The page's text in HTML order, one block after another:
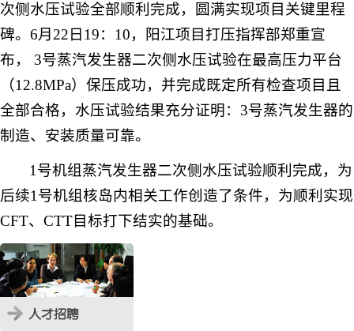
次侧水压试验全部顺利完成，圆满实现项目关键里程
碑。 6月 22 日 19： 10，阳江项目打压指挥部郑重宣
布，
3号蒸汽发生器二次侧水压试验在最高压力平台
（12.8MPa）保压成功，并完成既定所有检查项目且
全部合格，水压试验结果充分证明： 3号蒸汽发生器的
制造、安装质量可靠。
1 号机组蒸汽发生器二次侧水压试验顺利完成，为
后续1 号机组核岛内相关工作创造了条件，为顺利实现
CFT、 CTT目标打下结实的基础。